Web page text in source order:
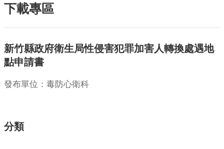
公
告
務
專
員
下載專區
新竹縣政府衛生局性侵害犯罪加害人轉換處遇地
點申請書
發布單位：毒防心衛科
分類